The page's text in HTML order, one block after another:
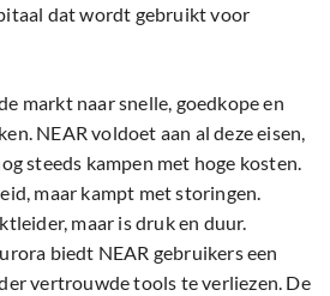
dat wordt gebruikt voor
markt naar snelle, goedkope en
NEAR voldoet aan al deze eisen,
steeds kampen met hoge kosten.
maar kampt met storingen.
maar is druk en duur.
biedt NEAR gebruikers een
vertrouwde tools te verliezen. De